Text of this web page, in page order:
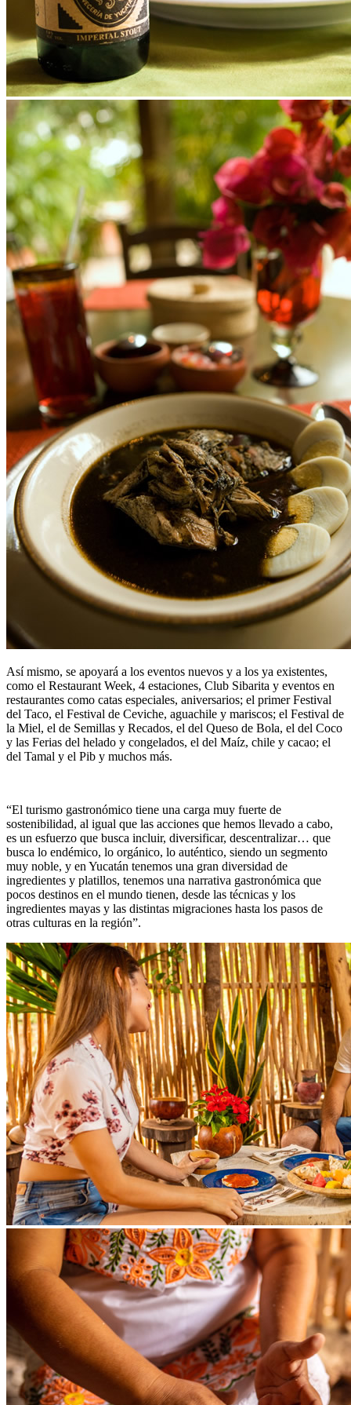
Así mismo, se apoyará a los eventos nuevos y a los ya existentes,
como el Restaurant Week, 4 estaciones, Club Sibarita y eventos en
restaurantes como catas especiales, aniversarios; el primer Festival
del Taco, el Festival de Ceviche, aguachile y mariscos; el Festival de
la Miel, el de Semillas y Recados, el del Queso de Bola, el del Coco
y las Ferias del helado y congelados, el del Maíz, chile y cacao; el
del Tamal y el Pib y muchos más.
“El turismo gastronómico tiene una carga muy fuerte de
sostenibilidad, al igual que las acciones que hemos llevado a cabo,
es un esfuerzo que busca incluir, diversificar, descentralizar… que
busca lo endémico, lo orgánico, lo auténtico, siendo un segmento
muy noble, y en Yucatán tenemos una gran diversidad de
ingredientes y platillos, tenemos una narrativa gastronómica que
pocos destinos en el mundo tienen, desde las técnicas y los
ingredientes mayas y las distintas migraciones hasta los pasos de
otras culturas en la región”.